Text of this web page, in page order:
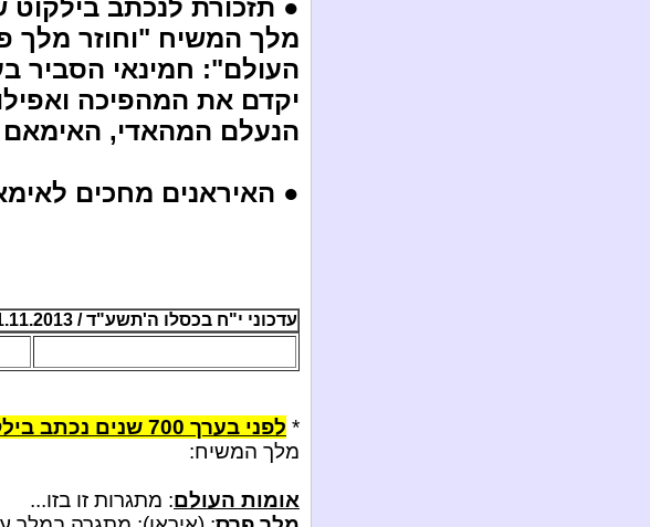
● תזכורת לנכתב
מלך המשיח "וחוזר מלך
העולם": חמינאי הסביר
יקדם את המהפיכה
הנעלם המהאדי, האימאם ה-12 מבשר
● האיראנים מחכים
עדכוני י"ח בכסלו ה'תשע"ד / 21.11.2013
* לפני בערך 700 שנים נכתב בילקוט שמעוני
מלך המשיח:
אומות העולם: מתגרות זו בזו...